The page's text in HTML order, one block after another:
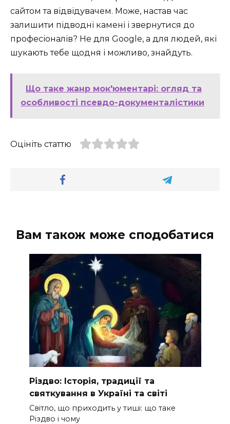
сайтом та відвідувачем. Може, настав час
залишити підводні камені і звернутися до
професіоналів? Не для Google, а для людей, які
шукають тебе щодня і можливо, знайдуть.
Що таке жанр мок'юментарі: огляд та
особливості псевдо-документалістики
Оцініть статтю
Вам також може сподобатися
Різдво: Історія, традиції та
святкування в Україні та світі
Світло, що приходить у тиші: що таке
Різдво і чому